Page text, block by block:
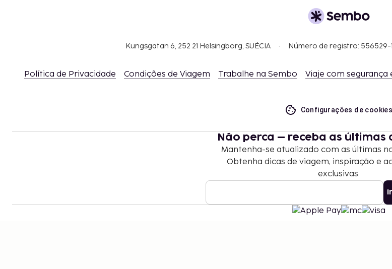
Kungsgatan 6, 252 21 Helsingborg, SUÉCIA Número de registro: 556529-
Política de Privacidade Condições de Viagem Trabalhe na Sembo Viaje com segurança
Configurações de cookies
Não perca – receba as últimas
Mantenha-se atualizado com as últimas
Obtenha dicas de viagem, inspiração e
exclusivas.